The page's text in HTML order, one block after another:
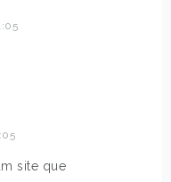
site que